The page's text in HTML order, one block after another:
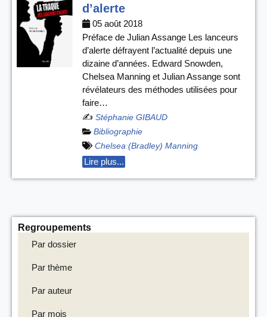
d’alerte
05 août 2018
Préface de Julian Assange Les lanceurs
d’alerte défrayent l’actualité depuis une
dizaine d’années. Edward Snowden,
Chelsea Manning et Julian Assange sont
révélateurs des méthodes utilisées pour
faire…
✍️ Stéphanie GIBAUD
Bibliographie
Chelsea (Bradley) Manning
Lire plus...
Regroupements
Par dossier
Par thème
Par auteur
Par mois